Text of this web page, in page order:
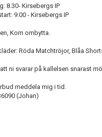
8.30- Kirsebergs IP
9.00 - Kirsebergs IP
Kom ombytta.
Röda Matchtröjor, Blåa
ni svarar på kallelsen snarast
meddela mig i tid.
(Johan)